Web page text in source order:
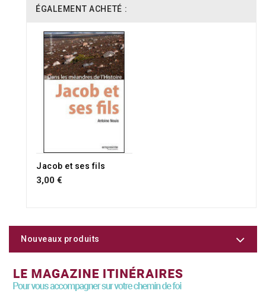
ÉGALEMENT ACHETÉ :
Jacob et ses fils
3,00 €
Nouveaux produits